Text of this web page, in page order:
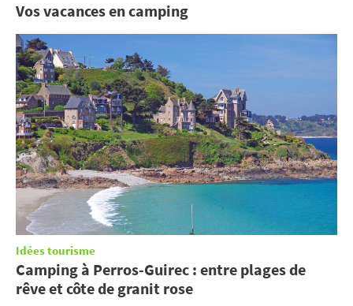
Vos vacances en camping
Idées tourisme
Camping à Perros-Guirec : entre plages de
rêve et côte de granit rose